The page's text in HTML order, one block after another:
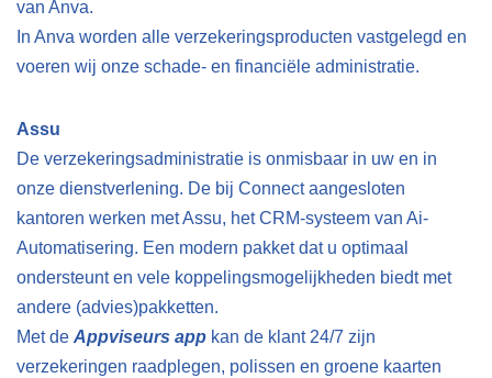
van Anva.
In Anva worden alle verzekeringsproducten vastgelegd en
voeren wij onze schade- en financiële administratie.
Assu
De verzekeringsadministratie is onmisbaar in uw en in
onze dienstverlening. De bij Connect aangesloten
kantoren werken met Assu, het CRM-systeem van Ai-
Automatisering. Een modern pakket dat u optimaal
ondersteunt en vele koppelingsmogelijkheden biedt met
andere (advies)pakketten.
Met de Appviseurs app kan de klant 24/7 zijn
verzekeringen raadplegen, polissen en groene kaarten